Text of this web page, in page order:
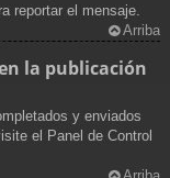
reportar el mensaje.
Arriba
la publicación
y enviados
el Panel de Control